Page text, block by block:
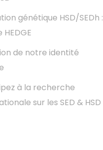
génétique HSD/SEDh :
HEDGE
de notre identité
à la recherche
sur les SED & HSD